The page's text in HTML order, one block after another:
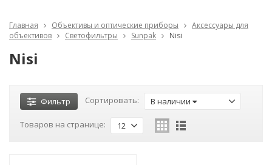
Главная Объективы и оптические приборы
Аксессуары для
объективов
Светофильтры Sunpak Nisi
Nisi
Фильтр Сортировать: В наличии
Товаров на странице: 12